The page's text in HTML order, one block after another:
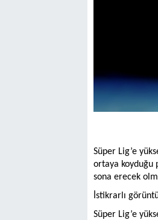
Süper Lig’e
ortaya koyduğu
sona erecek
İstikrarlı
Süper Lig’e